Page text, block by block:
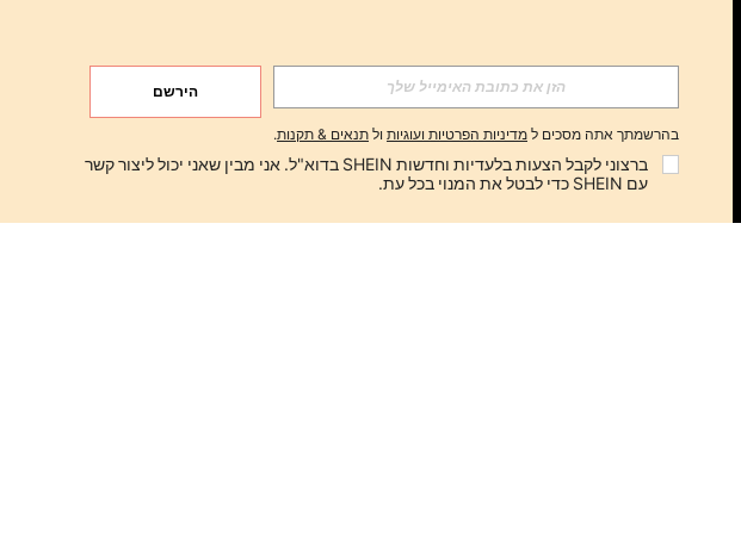
הירשם
בהרשמתך אתה מסכים ל מדיניות הפרטיות ועוגיות ול תנאים & תקנות.
ברצוני לקבל הצעות בלעדיות וחדשות SHEIN בדוא"ל. אני מבין שאני יכול ליצור קשר
עם SHEIN כדי לבטל את המנוי בכל עת.